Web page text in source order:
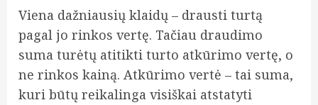
Viena dažniausių klaidų – drausti turtą
pagal jo rinkos vertę. Tačiau draudimo
suma turėtų atitikti turto atkūrimo vertę, o
ne rinkos kainą. Atkūrimo vertė – tai suma,
kuri būtų reikalinga visiškai atstatyti